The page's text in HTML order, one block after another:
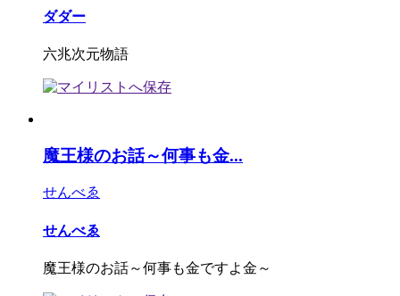
ダダー
六兆次元物語
魔王様のお話～何事も金...
せんべゑ
せんべゑ
魔王様のお話～何事も金ですよ金～